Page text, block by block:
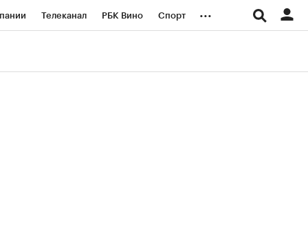
Телеканал РБК Вино Спорт ...